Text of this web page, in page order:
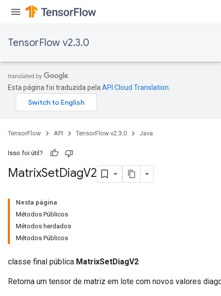
TensorFlow v2.3.0
Esta página foi traduzida pela API Cloud Translation
TensorFlow API TensorFlow v2.3.0 Java
Isso foi útil?
MatrixSetDiagV2
Nesta página
Métodos Públicos
Métodos herdados
Métodos Públicos
classe final pública MatrixSetDiagV2
Retorna um tensor de matriz em lote com novos valores